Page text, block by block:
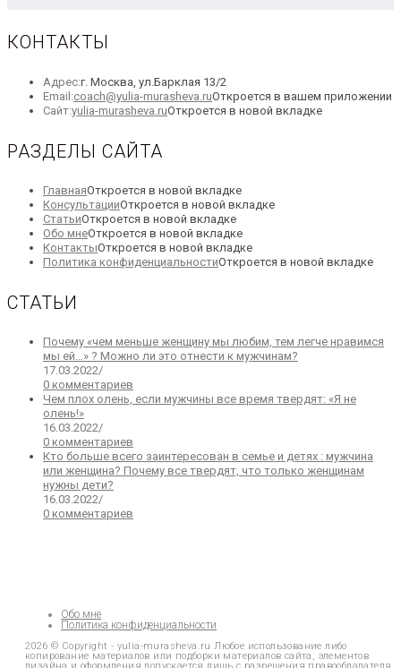
КОНТАКТЫ
Адрес:г. Москва, ул.Барклая 13/2
Email:coach@yulia-murasheva.ruОткроется в вашем приложении
Сайт:yulia-murasheva.ruОткроется в новой вкладке
РАЗДЕЛЫ САЙТА
ГлавнаяОткроется в новой вкладке
КонсультацииОткроется в новой вкладке
СтатьиОткроется в новой вкладке
Обо мнеОткроется в новой вкладке
КонтактыОткроется в новой вкладке
Политика конфиденциальностиОткроется в новой вкладке
СТАТЬИ
Почему «чем меньше женщину мы любим, тем легче нравимся
мы ей…» ? Можно ли это отнести к мужчинам?
17.03.2022/
0 комментариев
Чем плох олень, если мужчины все время твердят: «Я не
олень!»
16.03.2022/
0 комментариев
Кто больше всего заинтересован в семье и детях : мужчина
или женщина? Почему все твердят, что только женщинам
нужны дети?
16.03.2022/
0 комментариев
Обо мне
Политика конфиденциальности
2026 © Copyright - yulia-murasheva.ru Любое использование либо
копирование материалов или подборки материалов сайта, элементов